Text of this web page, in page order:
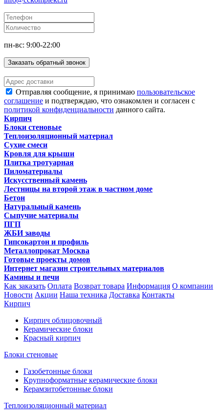
пн-вс: 9:00-22:00
Заказать обратный звонок
Отправляя сообщение, я принимаю пользовательское
соглашение и подтверждаю, что ознакомлен и согласен с
политикой конфиденциальности данного сайта.
Кирпич
Блоки стеновые
Теплоизоляционный материал
Сухие смеси
Кровля для крыши
Плитка тротуарная
Пиломатериалы
Искусственный камень
Лестницы на второй этаж в частном доме
Бетон
Натуральный камень
Сыпучие материалы
ПГП
ЖБИ заводы
Гипсокартон и профиль
Металлопрокат Москва
Готовые проекты домов
Интернет магазин строительных материалов
Камины и печи
Как заказать Оплата Возврат товара Информация О компании
Новости Акции Наша техника Доставка Контакты
Кирпич
Кирпич облицовочный
Керамические блоки
Красный кирпич
Блоки стеновые
Газобетонные блоки
Крупноформатные керамические блоки
Керамзитобетонные блоки
Теплоизоляционный материал